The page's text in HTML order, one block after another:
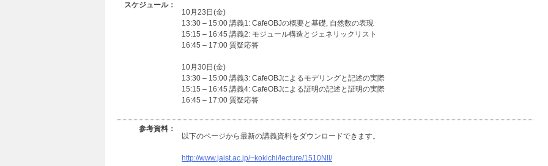
スケジュール：
10月23日(金)
13:30 – 15:00 講義1: CafeOBJの概要と基礎, 自然数の表現
15:15 – 16:45 講義2: モジュール構造とジェネリックリスト
16:45 – 17:00 質疑応答
10月30日(金)
13:30 – 15:00 講義3: CafeOBJによるモデリングと記述の実際
15:15 – 16:45 講義4: CafeOBJによる証明の記述と証明の実際
16:45 – 17:00 質疑応答
参考資料：
以下のページから最新の講義資料をダウンロードできます。
http://www.jaist.ac.jp/~kokichi/lecture/1510NII/